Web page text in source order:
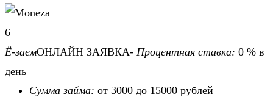
6
Ё-заемОНЛАЙН ЗАЯВКА- Процентная ставка: 0 % в
день
Сумма займа: от 3000 до 15000 рублей